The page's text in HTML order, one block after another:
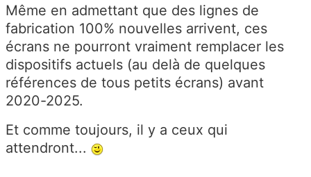
Même en admettant que des lignes de
fabrication 100% nouvelles arrivent, ces
écrans ne pourront vraiment remplacer les
dispositifs actuels (au delà de quelques
références de tous petits écrans) avant
2020-2025.
Et comme toujours, il y a ceux qui
attendront...